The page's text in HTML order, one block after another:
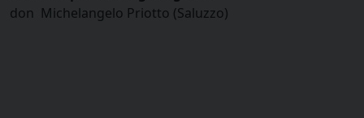
don Michelangelo Priotto (Saluzzo)